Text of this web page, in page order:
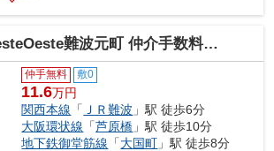
難波元町 仲介手数料無料
仲手無料 敷0
11.6万円
関西本線 「 ＪＲ難波 」駅 徒歩6分
大阪環状線 「芦原橋 」駅 徒歩10分
地下鉄御堂筋線 「大国町 」駅 徒歩8分